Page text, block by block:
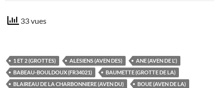
33 vues
1 ET 2 (GROTTES) ALESIENS (AVEN DES)
ANE (AVEN DE L')
BABEAU-BOULDOUX (FR34021)
BAUMETTE (GROTTE DE LA)
BLAIREAU DE LA CHARBONNIERE (AVEN DU)
BOUE (AVEN DE LA)